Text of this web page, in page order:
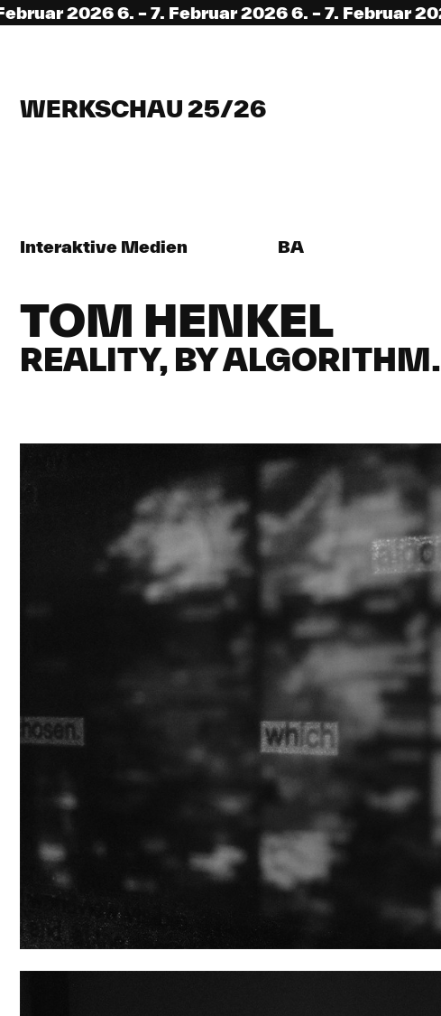
2026 6. – 7. Februar 2026 6. – 7. Februar 2026
WERKSCHAU 25/26
Interaktive Medien BA
TOM HENKEL
REALITY, BY ALGORITHM.